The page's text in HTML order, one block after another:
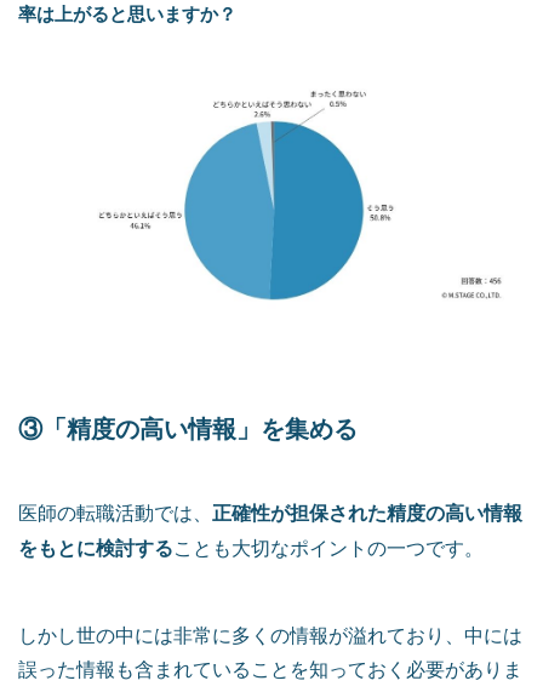
率は上がると思いますか？
③「精度の高い情報」を集める
医師の転職活動では、 正確性が担保された精度の高い情報
をもとに検討することも大切なポイントの一つです。
しかし世の中には非常に多くの情報が溢れており、中には
誤った情報も含まれていることを知っておく必要がありま